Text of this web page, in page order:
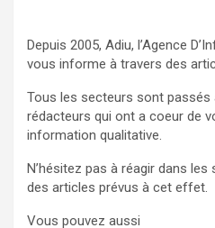
Depuis 2005, Adiu, l’Agence
vous informe à travers des
Tous les secteurs sont passés
rédacteurs qui ont a coeur de
information qualitative.
N’hésitez pas à réagir dans
des articles prévus à cet effet.
Vous pouvez aussi